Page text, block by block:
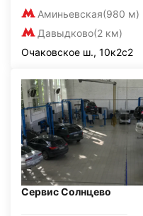
Аминьевская(980 м)
Давыдково(2 км)
Очаковское ш., 10к2с2
Сервис Солнцево